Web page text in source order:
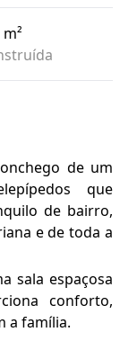
de um
que
de bairro,
e de toda a
sala espaçosa
conforto,
a família.